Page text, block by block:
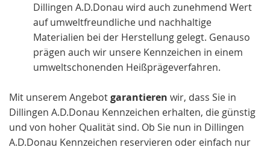
Dillingen A.D.Donau wird auch zunehmend Wert
auf umweltfreundliche und nachhaltige
Materialien bei der Herstellung gelegt. Genauso
prägen auch wir unsere Kennzeichen in einem
umweltschonenden Heißprägeverfahren.
Mit unserem Angebotgarantieren wir, dass Sie in
Dillingen A.D.Donau Kennzeichen erhalten, die günstig
und von hoher Qualität sind. Ob Sie nun in Dillingen
A.D.Donau Kennzeichen reservieren oder einfach nur